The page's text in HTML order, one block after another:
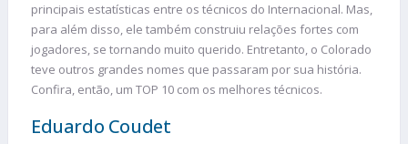
principais estatísticas entre os técnicos do Internacional. Mas,
para além disso, ele também construiu relações fortes com
jogadores, se tornando muito querido. Entretanto, o Colorado
teve outros grandes nomes que passaram por sua história.
Confira, então, um TOP 10 com os melhores técnicos.
Eduardo Coudet